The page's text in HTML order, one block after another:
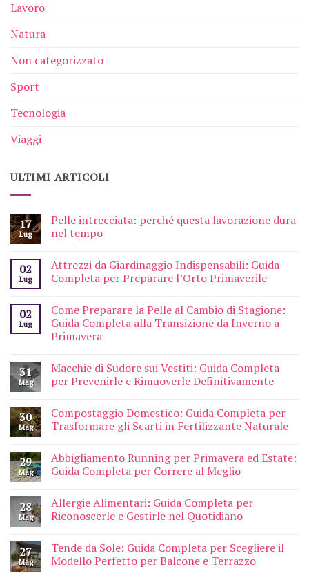
Lavoro
Natura
Non categorizzato
Sport
Tecnologia
Viaggi
ULTIMI ARTICOLI
17
Lug
Pelle intrecciata: perché questa lavorazione dura
nel tempo
02
Lug
Attrezzi da Giardinaggio Indispensabili: Guida
Completa per Preparare l’Orto Primaverile
02
Lug
Come Preparare la Pelle al Cambio di Stagione:
Guida Completa alla Transizione da Inverno a
Primavera
31
Mag
Macchie di Sudore sui Vestiti: Guida Completa
per Prevenirle e Rimuoverle Definitivamente
30
Mag
Compostaggio Domestico: Guida Completa per
Trasformare gli Scarti in Fertilizzante Naturale
29
Mag
Abbigliamento Running per Primavera ed Estate:
Guida Completa per Correre al Meglio
28
Mag
Allergie Alimentari: Guida Completa per
Riconoscerle e Gestirle nel Quotidiano
27
Mag
Tende da Sole: Guida Completa per Scegliere il
Modello Perfetto per Balcone e Terrazzo